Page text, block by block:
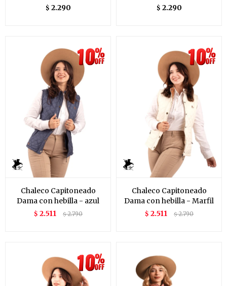
$ 2.290 $ 2.290
Chaleco Capitoneado
Dama con hebilla - azul
$ 2.511 $2.790
Chaleco Capitoneado
Dama con hebilla - Marfil
$ 2.511 $2.790